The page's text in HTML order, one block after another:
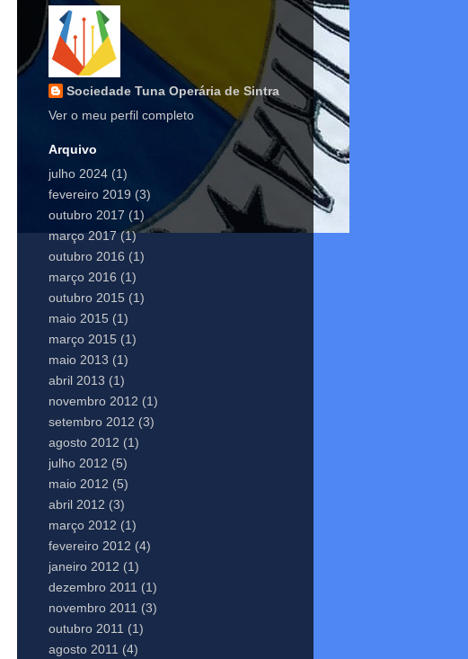
Sociedade Tuna Operária de Sintra
Ver o meu perfil completo
Arquivo
julho 2024 (1)
fevereiro 2019 (3)
outubro 2017 (1)
março 2017 (1)
outubro 2016 (1)
março 2016 (1)
outubro 2015 (1)
maio 2015 (1)
março 2015 (1)
maio 2013 (1)
abril 2013 (1)
novembro 2012 (1)
setembro 2012 (3)
agosto 2012 (1)
julho 2012 (5)
maio 2012 (5)
abril 2012 (3)
março 2012 (1)
fevereiro 2012 (4)
janeiro 2012 (1)
dezembro 2011 (1)
novembro 2011 (3)
outubro 2011 (1)
agosto 2011 (4)